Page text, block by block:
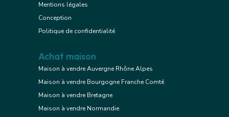
Mentions légales
Conception
Politique de confidentialité
Achat maison
Maison à vendre Auvergne Rhône Alpes
Maison à vendre Bourgogne Franche Comté
Maison à vendre Bretagne
Maison à vendre Normandie